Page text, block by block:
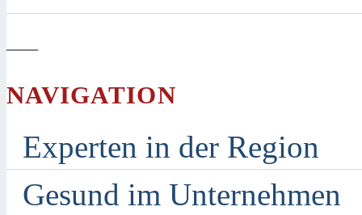
—
NAVIGATION
Experten in der Region
Gesund im Unternehmen